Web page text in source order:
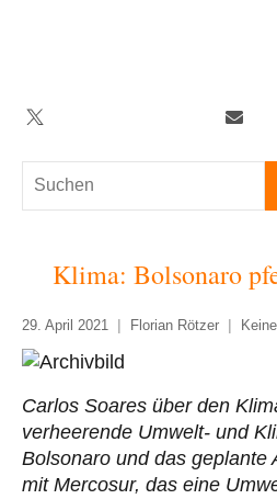
Suchen
Twitter Telegram
Klima: Bolsonaro
29. April 2021 Florian Rötzer
Carlos Soares über den
verheerende Umwelt- und
Bolsonaro und das geplante
mit Mercosur, das eine